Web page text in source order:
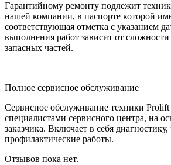
Гарантийному ремонту подлежит
нашей компании, в паспорте которой
соответствующая отметка с указанием
выполнения работ зависит от
запасных частей.
Полное сервисное обслуживание
Сервисное обслуживание техники Prolift
специалистами сервисного центра, на
заказчика. Включает в себя
профилактические работы.
Отзывов пока нет.